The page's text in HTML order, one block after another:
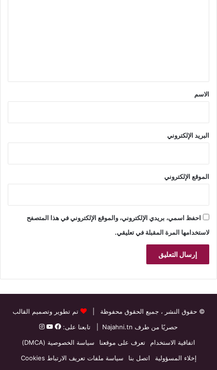
*
الاسم
البريد الإلكتروني
الموقع الإلكتروني
احفظ اسمي، بريدي الإلكتروني، والموقع الإلكتروني في هذا المتصفح
لاستخدامها المرة المقبلة في تعليقي.
© حقوق النشر ، جميع الحقوق محفوظة |
تم تطوير وتصميم القالب
حصريًا من طرف Najahni.tn | تابعنا على:
اتفاقية الاستخدام
تعرف على موقعنا
سياسة الخصوصية (DMCA)
إخلاء المسؤولية
اتصل بنا سياسة ملفات تعريف الارتباط Cookies